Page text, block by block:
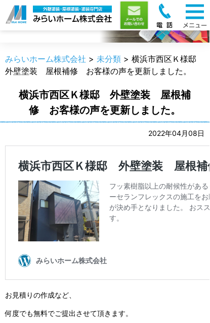
職人のうんちく
みらいホーム株式会社 > 未分類 > 横浜市西区Ｋ様邸
外壁塗装 屋根補修 お客様の声を更新しました。
横浜市西区Ｋ様邸 外壁塗装 屋根補
修 お客様の声を更新しました。
2022年04月08日
お見積りの作成など、
何度でも無料でご提出させて頂きます。